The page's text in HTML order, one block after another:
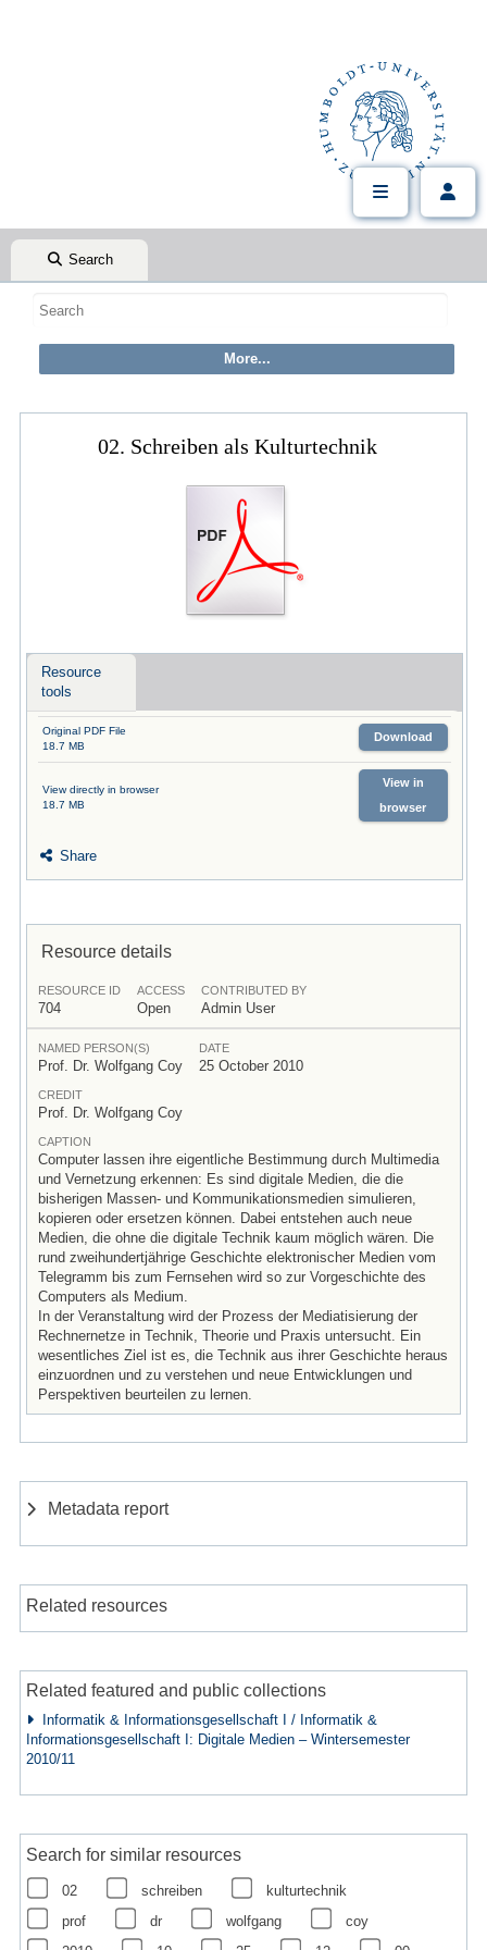
Search
02. Schreiben als Kulturtechnik
Resource
tools
Original PDF File
18.7 MB
Download
View directly in browser
18.7 MB
View in
browser
Share
Resource details
RESOURCE ID
704
ACCESS
Open
CONTRIBUTED BY
Admin User
NAMED PERSON(S)
Prof. Dr. Wolfgang Coy
DATE
25 October 2010
CREDIT
Prof. Dr. Wolfgang Coy
CAPTION
Computer lassen ihre eigentliche Bestimmung durch Multimedia
und Vernetzung erkennen: Es sind digitale Medien, die die
bisherigen Massen- und Kommunikationsmedien simulieren,
kopieren oder ersetzen können. Dabei entstehen auch neue
Medien, die ohne die digitale Technik kaum möglich wären. Die
rund zweihundertjährige Geschichte elektronischer Medien vom
Telegramm bis zum Fernsehen wird so zur Vorgeschichte des
Computers als Medium.
In der Veranstaltung wird der Prozess der Mediatisierung der
Rechnernetze in Technik, Theorie und Praxis untersucht. Ein
wesentliches Ziel ist es, die Technik aus ihrer Geschichte heraus
einzuordnen und zu verstehen und neue Entwicklungen und
Perspektiven beurteilen zu lernen.
Metadata report
Related resources
Related featured and public collections
Informatik & Informationsgesellschaft I / Informatik &
Informationsgesellschaft I: Digitale Medien – Wintersemester
2010/11
Search for similar resources
02 schreiben
kulturtechnik
prof
dr wolfgang
coy